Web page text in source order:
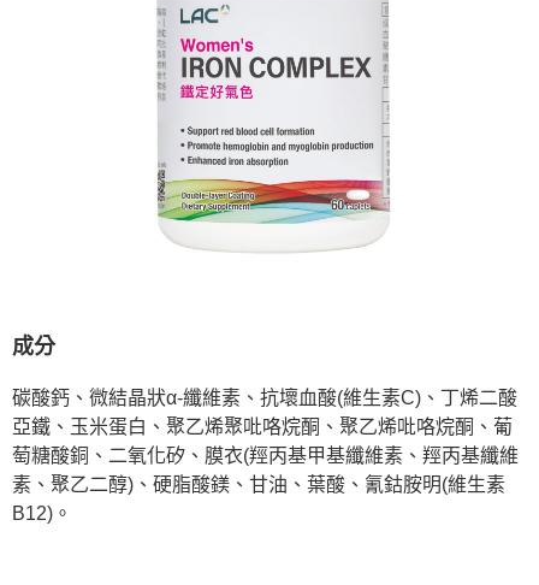
「AFTEE先享後付」，若未經同意申辦者引起之損失，本公司不負相關責
４．使用「AFTEE先享後付」時，將依據個別帳號之用戶狀況，依本公司即
時審查核予不同之上限額度；若仍有額度不足之情形，本公司將視審查結果
請求用戶進行身份認證。
５．嚴禁一人註冊多個帳號或使用他人資訊註冊。若發現惡意使用之情形，
恩沛科技股份有限公司將有權停止該用戶之使用額度並採取法律行動。
成分
碳酸鈣、微結晶狀α-纖維素、抗壞血酸(維生素C)、丁烯二酸
亞鐵、玉米蛋白、聚乙烯聚吡咯烷酮、聚乙烯吡咯烷酮、葡
萄糖酸銅、二氧化矽、膜衣(羥丙基甲基纖維素、羥丙基纖維
素、聚乙二醇)、硬脂酸鎂、甘油、葉酸、氰鈷胺明(維生素
B12)。